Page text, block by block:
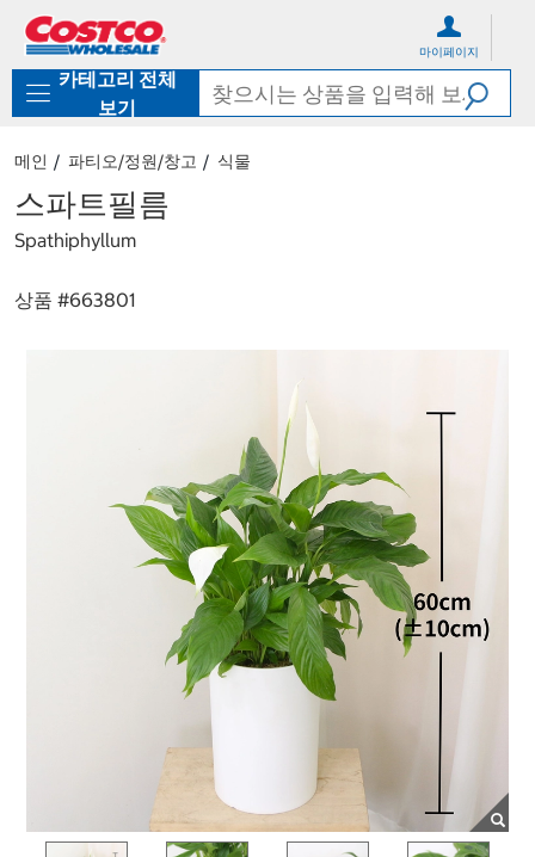
로
기
가
마이페이지
카테고리 전체
보기
메인 파티오/정원/창고 식물
스파트필름
Spathiphyllum
상품 #663801